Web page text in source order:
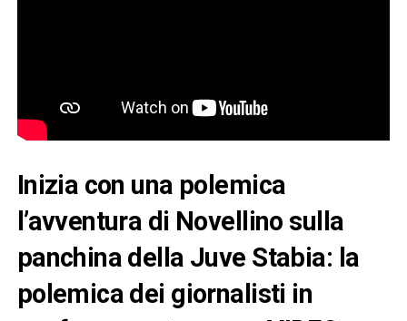
Inizia con una polemica
l’avventura di Novellino sulla
panchina della Juve Stabia: la
polemica dei giornalisti in